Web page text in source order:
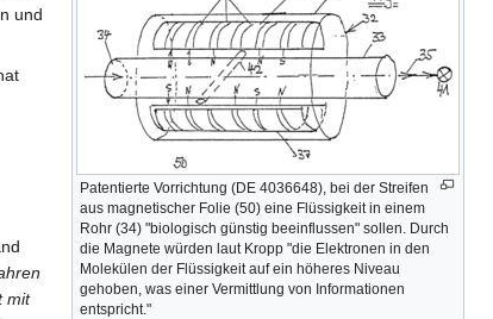
Patentierte Vorrichtung (DE 4036648), bei der Streifen
aus magnetischer Folie (50) eine Flüssigkeit in einem
Rohr (34) "biologisch günstig beeinflussen" sollen. Durch
die Magnete würden laut Kropp "die Elektronen in den
Molekülen der Flüssigkeit auf ein höheres Niveau
gehoben, was einer Vermittlung von Informationen
entspricht."
und
mit